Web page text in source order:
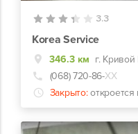
3.3
Korea Service
346.3 км г.
(068) 720-86-ХХ
Закрыто: